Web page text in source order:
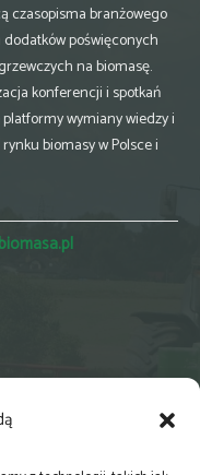
czasopisma branżowego
poświęconych
na biomasę.
konferencji i spotkań
wymiany wiedzy i
biomasy w Polsce i